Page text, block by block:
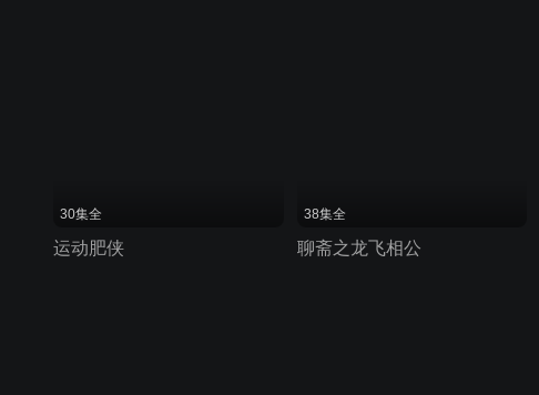
30集全
运动肥侠
38集全
聊斋之龙飞相公